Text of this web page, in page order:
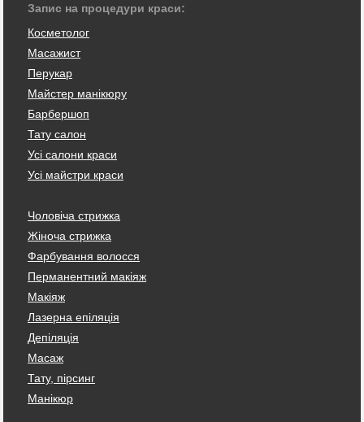
Запис на процедури краси:
Косметолог
Масажист
Перукар
Майстер манікюру
Барбершоп
Тату салон
Усі салони краси
Усі майстри краси
Чоловіча стрижка
Жіноча стрижка
Фарбування волосся
Перманентний макіяж
Макіяж
Лазерна епіляція
Депіляція
Масаж
Тату, пірсинг
Манікюр